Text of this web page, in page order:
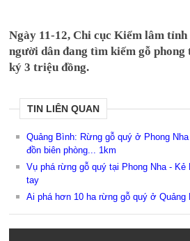
Ngày 11-12, Chi cục Kiểm lâm
người dân đang tìm kiếm gỗ
ký 3 triệu đồng.
TIN LIÊN QUAN
Quảng Bình: Rừng gỗ quý ở Phong
đồn biên phòng... 1km
Vụ phá rừng gỗ quý tại Phong Nha -
tay
Ai phá hơn 10 ha rừng gỗ quý ở Quảng